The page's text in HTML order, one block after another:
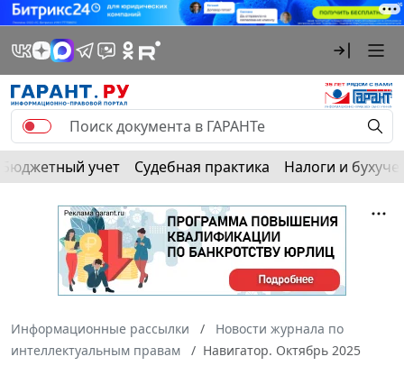
Бюджетный учет Судебная практика Налоги и
Информационные рассылки
Новости журнала по
интеллектуальным правам
Навигатор. Октябрь 2025